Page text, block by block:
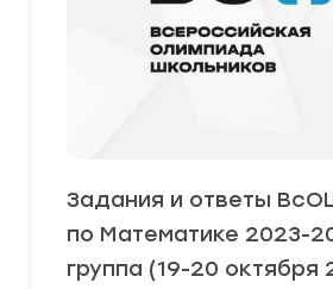
Задания и ответы
по Математике 2023-
группа (19-20 октября